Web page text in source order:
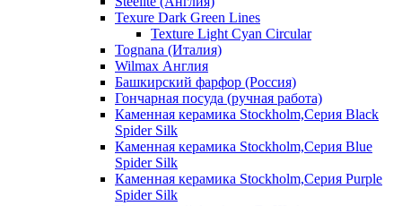
Texure Dark Green Lines
Texture Light Cyan Circular
Tognana (Италия)
Wilmax Англия
Башкирский фарфор (Россия)
Гончарная посуда (ручная работа)
Каменная керамика Stockholm,Серия Black
Spider Silk
Каменная керамика Stockholm,Серия Blue
Spider Silk
Каменная керамика Stockholm,Серия Purple
Spider Silk